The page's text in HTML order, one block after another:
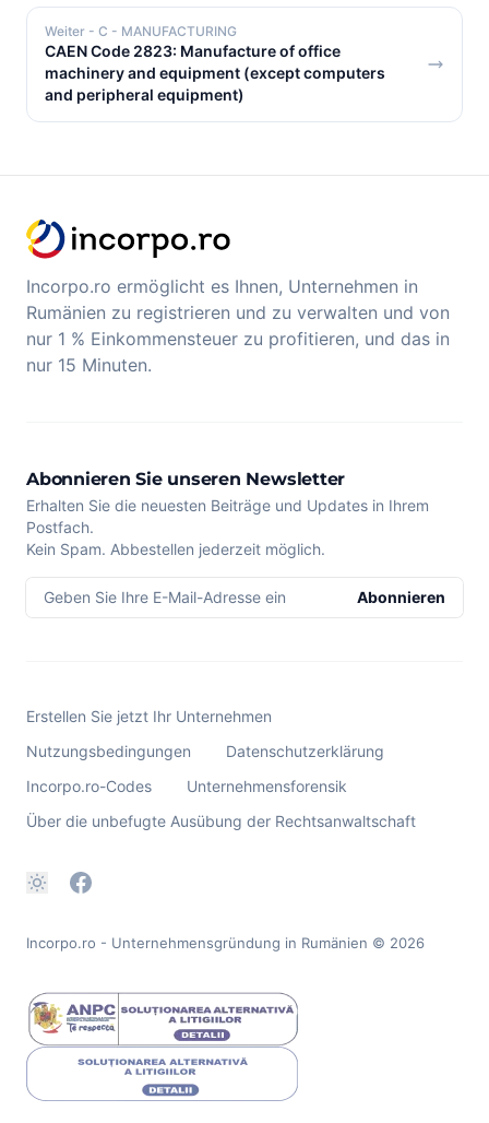
Weiter - C - MANUFACTURING
CAEN Code 2823: Manufacture of office
machinery and equipment (except computers
and peripheral equipment)
Incorpo.ro ermöglicht es Ihnen, Unternehmen in
Rumänien zu registrieren und zu verwalten und von
nur 1 % Einkommensteuer zu profitieren, und das in
nur 15 Minuten.
Abonnieren Sie unseren Newsletter
Erhalten Sie die neuesten Beiträge und Updates in Ihrem
Postfach.
Kein Spam. Abbestellen jederzeit möglich.
Geben Sie Ihre E-Mail-Adresse ein Abonnieren
Erstellen Sie jetzt Ihr Unternehmen
Nutzungsbedingungen
Datenschutzerklärung
Incorpo.ro-Codes
Unternehmensforensik
Über die unbefugte Ausübung der Rechtsanwaltschaft
Incorpo.ro - Unternehmensgründung in Rumänien © 2026